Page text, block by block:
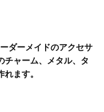
ダーメイドのアクセサ
チャーム、メタル、タ
ます。